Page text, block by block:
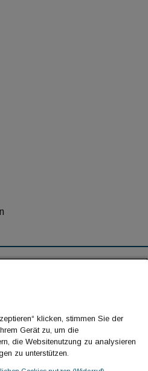
klicken, stimmen Sie der
Gerät zu, um die
die Websitenutzung zu analysieren
zu unterstützen.